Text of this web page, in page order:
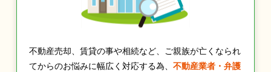
不動産売却、賃貸の事や相続など、ご親族が亡くなられ
てからのお悩みに幅広く対応する為、 不動産業者・弁護